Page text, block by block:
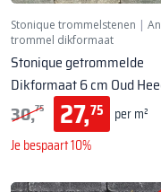
Stonique trommelstenen |
trommel dikformaat
Stonique getrommelde
Dikformaat 6 cm Oud
30,75 27,75
per m²
Je bespaart 10%